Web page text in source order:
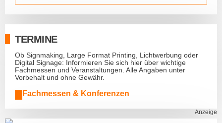
TERMINE
Ob Signmaking, Large Format Printing, Lichtwerbung oder
Digital Signage: Informieren Sie sich hier über wichtige
Fachmessen und Veranstaltungen. Alle Angaben unter
Vorbehalt und ohne Gewähr.
Fachmessen & Konferenzen
Anzeige